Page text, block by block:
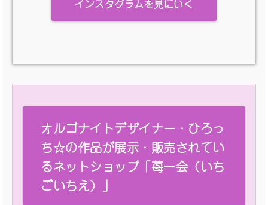
インスタグラムを見にいく
オルゴナイトデザイナー・ひろっ
ち☆の作品が展示・販売されてい
るネットショップ「苺一会（いち
ごいちえ）」